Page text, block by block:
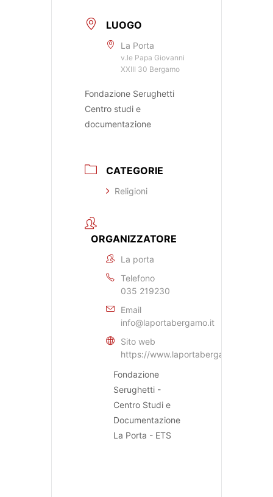
LUOGO
La Porta
v.le Papa Giovanni
XXIII 30 Bergamo
Fondazione Serughetti
Centro studi e
documentazione
CATEGORIE
Religioni
ORGANIZZATORE
La porta
Telefono
035 219230
Email
info@laportabergamo.it
Sito web
https://www.laportabergamo.it
Fondazione
Serughetti -
Centro Studi e
Documentazione
La Porta - ETS